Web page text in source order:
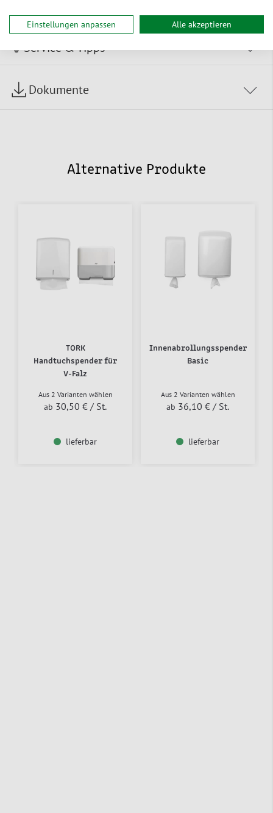
Service & Tipps
Dokumente
Alternative Produkte
TORK
Handtuchspender für
V-Falz
Aus 2 Varianten wählen
ab 30,50 € / St.
lieferbar
Innenabrollungsspender
Basic
Aus 2 Varianten wählen
ab 36,10 € / St.
lieferbar
Einstellungen anpassen Alle akzeptieren